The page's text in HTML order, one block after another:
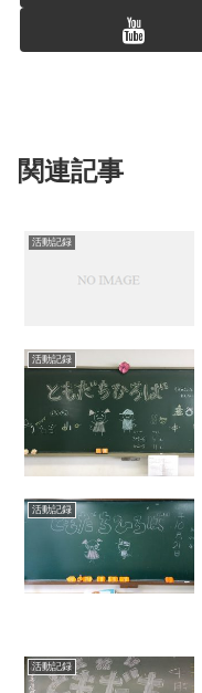
関連記事
活動記録
活動記録
活動記録
活動記録